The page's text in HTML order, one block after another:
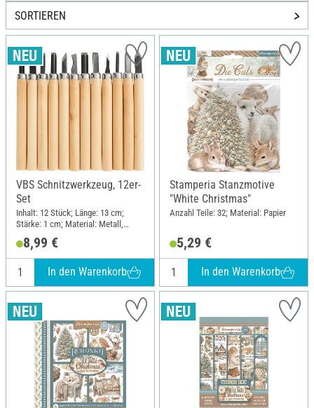
SORTIEREN
VBS Schnitzwerkzeug, 12er-
Set
Inhalt: 12 Stück; Länge: 13 cm;
Stärke: 1 cm; Material: Metall,
8,99 €
In den Warenkorb
Stamperia Stanzmotive
"White Christmas"
Anzahl Teile: 32; Material: Papier
5,29 €
In den Warenkorb